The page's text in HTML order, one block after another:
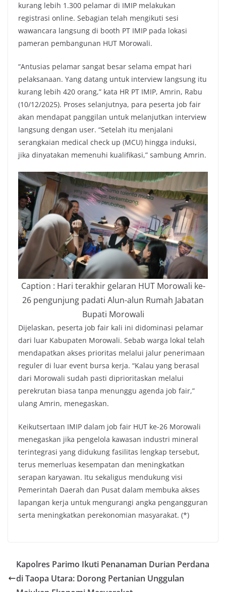
kurang lebih 1.300 pelamar di IMIP melakukan
registrasi online. Sebagian telah mengikuti sesi
wawancara langsung di booth PT IMIP pada lokasi
pameran pembangunan HUT Morowali.
“Antusias pelamar sangat besar selama empat hari
pelaksanaan. Yang datang untuk interview langsung itu
kurang lebih 420 orang,” kata HR PT IMIP, Amrin, Rabu
(10/12/2025). Proses selanjutnya, para peserta job fair
akan mendapat panggilan untuk melanjutkan interview
langsung dengan user. “Setelah itu menjalani
serangkaian medical check up (MCU) hingga induksi,
jika dinyatakan memenuhi kualifikasi,” sambung Amrin.
Caption : Hari terakhir gelaran HUT Morowali ke-
26 pengunjung padati Alun-alun Rumah Jabatan
Bupati Morowali
Dijelaskan, peserta job fair kali ini didominasi pelamar
dari luar Kabupaten Morowali. Sebab warga lokal telah
mendapatkan akses prioritas melalui jalur penerimaan
reguler di luar event bursa kerja. “Kalau yang berasal
dari Morowali sudah pasti diprioritaskan melalui
perekrutan biasa tanpa menunggu agenda job fair,”
ulang Amrin, menegaskan.
Keikutsertaan IMIP dalam job fair HUT ke-26 Morowali
menegaskan jika pengelola kawasan industri mineral
terintegrasi yang didukung fasilitas lengkap tersebut,
terus memerluas kesempatan dan meningkatkan
serapan karyawan. Itu sekaligus mendukung visi
Pemerintah Daerah dan Pusat dalam membuka akses
lapangan kerja untuk mengurangi angka pengangguran
serta meningkatkan perekonomian masyarakat. (*)
Kapolres Parimo Ikuti Penanaman Durian Perdana
di Taopa Utara: Dorong Pertanian Unggulan